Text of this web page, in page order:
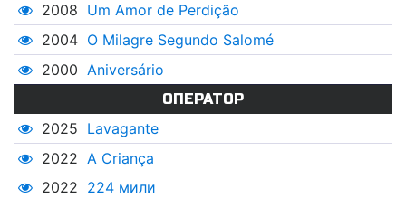
2008 Um Amor de Perdição
2004 O Milagre Segundo Salomé
2000 Aniversário
ОПЕРАТОР
2025 Lavagante
2022 A Criança
2022 224 мили